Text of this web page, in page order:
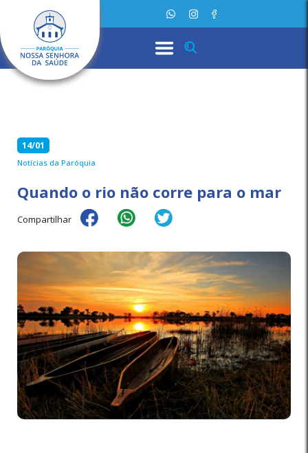
14/01
Notícias da Paróquia
Quando o rio não corre para o mar
Compartilhar